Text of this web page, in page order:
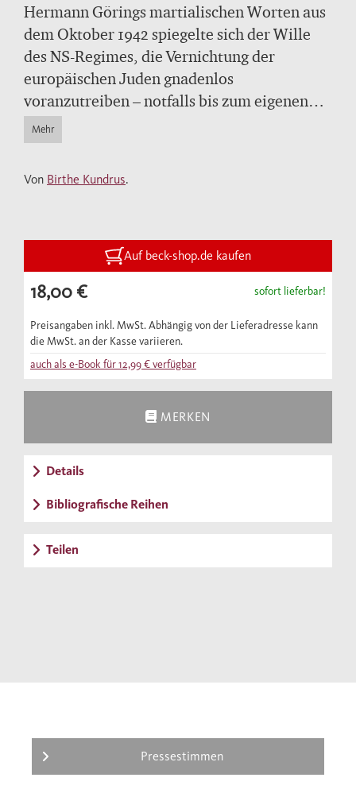
Hermann Görings martialischen Worten aus
dem Oktober 1942 spiegelte sich der Wille
des NS-Regimes, die Vernichtung der
europäischen Juden gnadenlos
voranzutreiben – notfalls bis zum eigenen
Untergang. Radikaler Antisemitismus und
Rassenhass, so zeigt dieser beeindruckende
Antriebskräfte hinter der Kriegspolitik des
Ausgehend von Hitlers Bekenntnissen in
Kundrus die verheerenden Auswirkungen des
nationalsozialistischen Expansionsstrebens
und zeichnet nach, wie das Regime im
Verlauf des Zweiten Weltkriegs alle
Maßstäbe der Humanität aufgab.
Mehr
Von Birthe Kundrus.
Auf beck-shop.de kaufen
18,00 € sofort lieferbar!
Preisangaben inkl. MwSt. Abhängig von der Lieferadresse kann
die MwSt. an der Kasse variieren.
auch als e-Book für12,99 €verfügbar
MERKEN
Details
Bibliografische Reihen
Teilen
Pressestimmen